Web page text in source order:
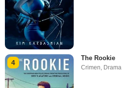
4
The Rookie
Crimen, Drama